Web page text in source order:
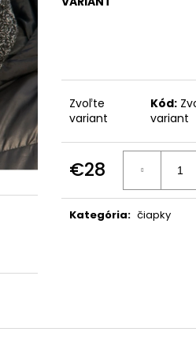
Zvoľte
variant
Kód:
variant
€28
Jednotková
cena:
Kategória: čiapky
PREŠÍVANÁ, ASYMETRICKÁ BUNDA S
KAPUCŇOU IT-RAMOSA
€55
Pôvodne: